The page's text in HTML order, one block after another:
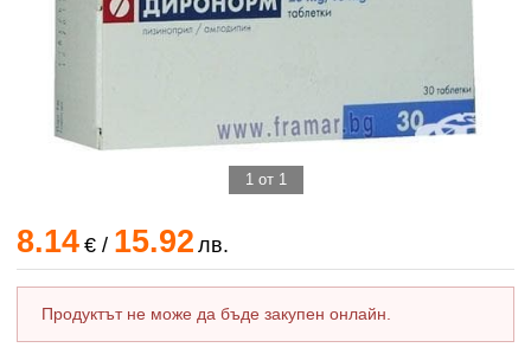
1 от 1
8.14 €/ 15.92 лв.
Продуктът не може да бъде закупен онлайн.